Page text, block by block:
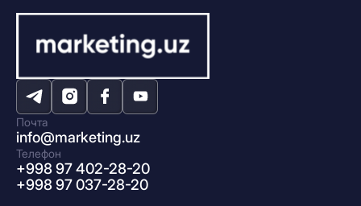
Почта
info@marketing.uz
Телефон
+998 97 402-28-20
+998 97 037-28-20